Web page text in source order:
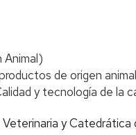
Animal)
de origen animal
y tecnología de la
y